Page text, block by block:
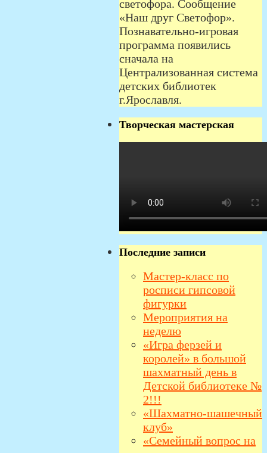
светофора. Сообщение
«Наш друг Светофор».
Познавательно-игровая
программа появились
сначала на
Централизованная система
детских библиотек
г.Ярославля.
Творческая мастерская
Последние записи
Мастер-класс по
росписи гипсовой
фигурки
Мероприятия на
неделю
«Игра ферзей и
королей» в большой
шахматный день в
Детской библиотеке №
2!!!
«Шахматно-шашечный
клуб»
«Семейный вопрос на